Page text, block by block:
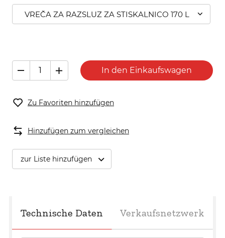
VREČA ZA RAZSLUZ ZA STISKALNICO 170 L
In den Einkaufswagen
Zu Favoriten hinzufügen
Hinzufügen zum vergleichen
zur Liste hinzufügen
Technische Daten Verkaufsnetzwerk